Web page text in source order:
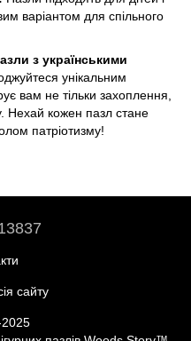
варіантом для спільного
з українськими
унікальним
вам не тільки захоплення,
Нехай кожен пазл стане
патріотизму!
сайту